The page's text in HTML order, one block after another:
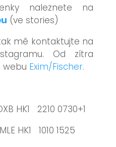
naleznete na
(ve stories)
mě kontaktujte na
Od zítra
webu Exim/Fischer.
HK1 2210 0730+1
HK1 1010 1525